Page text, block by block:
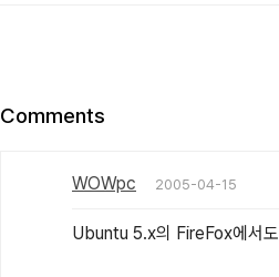
Comments
WOWpc 2005-04-15
Ubuntu 5.x의 FireFox에서도